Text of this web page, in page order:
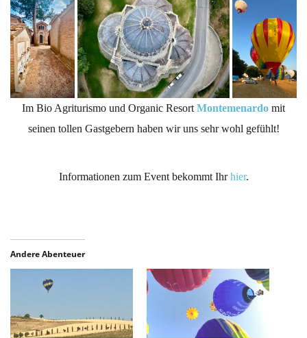
Im Bio Agriturismo und Organic ResortMontemenardo mit
seinen tollen Gastgebern haben wir uns sehr wohl gefühlt!
Informationen zum Event bekommt Ihrhier.
Andere Abenteuer